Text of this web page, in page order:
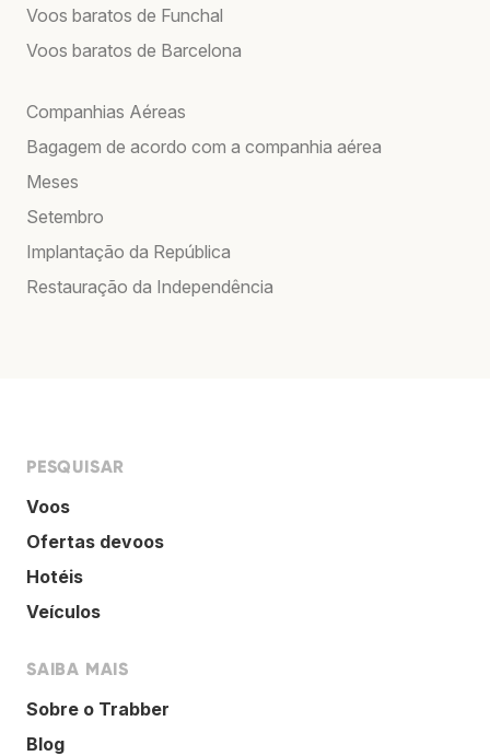
Voos baratos de Funchal
Voos baratos de Barcelona
Companhias Aéreas
Bagagem de acordo com a companhia aérea
Meses
Setembro
Implantação da República
Restauração da Independência
PESQUISAR
Voos
Ofertas devoos
Hotéis
Veículos
SAIBA MAIS
Sobre o Trabber
Blog